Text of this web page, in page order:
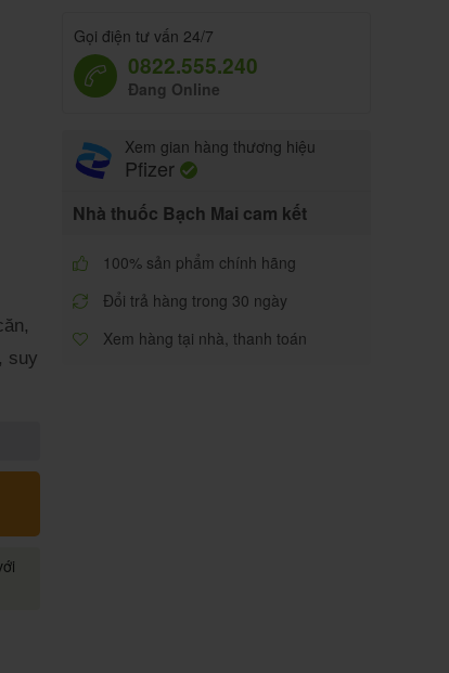
suy
Gọi điện tư vấn 24/7
0822.555.240
Đang Online
Xem gian hàng thương hiệu
Pfizer
Nhà thuốc Bạch Mai cam kết
100% sản phẩm chính hãng
Đổi trả hàng trong 30 ngày
Xem hàng tại nhà, thanh toán